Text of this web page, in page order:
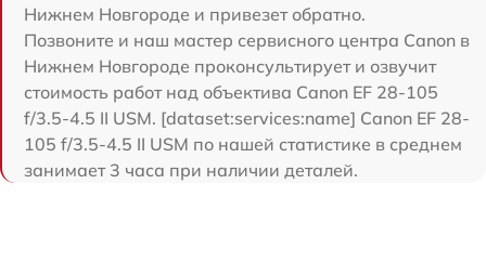
Нижнем Новгороде и привезет обратно.
Позвоните и наш мастер сервисного центра Canon в
Нижнем Новгороде проконсультирует и озвучит
стоимость работ над объектива Canon EF 28-105
f/3.5-4.5 II USM. [dataset:services:name] Canon EF 28-
105 f/3.5-4.5 II USM по нашей статистике в среднем
занимает 3 часа при наличии деталей.